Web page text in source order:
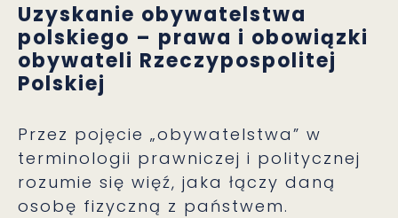
Uzyskanie obywatelstwa
polskiego – prawa i obowiązki
obywateli Rzeczypospolitej
Polskiej
Przez pojęcie „obywatelstwa” w
terminologii prawniczej i politycznej
rozumie się więź, jaka łączy daną
osobę fizyczną z państwem.